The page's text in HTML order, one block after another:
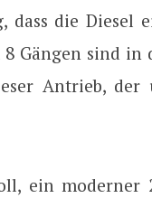
dass die Diesel
sind in
Antrieb, der
ein moderner